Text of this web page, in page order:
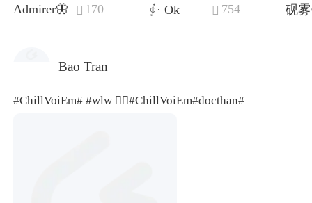
Admirer🦋  170 ∮· Ok  754 砚
Bao Tran
#ChillVoiEm# #wlw 🏳‍🌈#ChillVoiEm#docthan#